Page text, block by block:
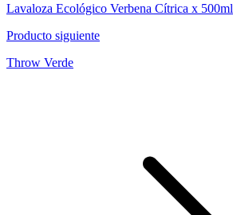
Lavaloza Ecológico Verbena Cítrica x 500ml
Producto siguiente
Throw Verde